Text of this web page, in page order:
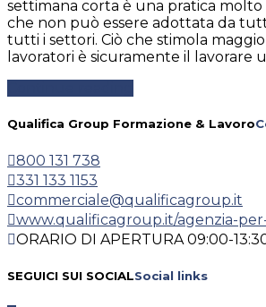
settimana corta è una pratica molto
che non può essere adottata da
tutti i settori. Ciò che stimola
lavoratori è sicuramente il lavorare
Qualifica Group Formazione & Lavoro
800 131 738
331 133 1153
commerciale@qualificagroup.it
www.qualificagroup.it/agenzia-
ORARIO DI APERTURA 09:00-
SEGUICI SUI SOCIALSocial links